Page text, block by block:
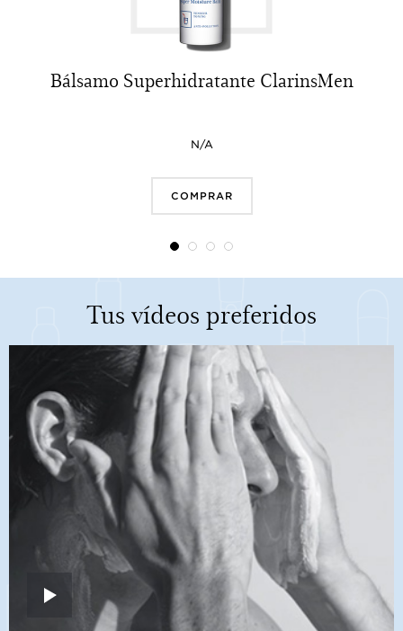
Bálsamo Superhidratante ClarinsMen
N/A
COMPRAR
Tus vídeos preferidos